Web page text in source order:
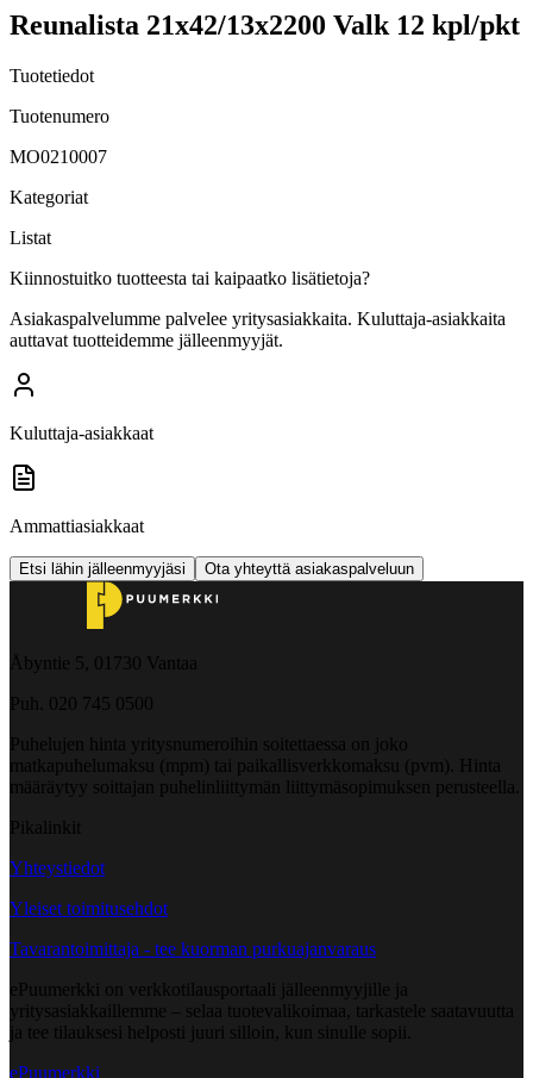
Reunalista 21x42/13x2200 Valk 12 kpl/pkt
Tuotetiedot
Tuotenumero
MO0210007
Kategoriat
Listat
Kiinnostuitko tuotteesta tai kaipaatko lisätietoja?
Asiakaspalvelumme palvelee yritysasiakkaita. Kuluttaja-asiakkaita
auttavat tuotteidemme jälleenmyyjät.
Kuluttaja-asiakkaat
Ammattiasiakkaat
Etsi lähin jälleenmyyjäsi Ota yhteyttä asiakaspalveluun
Åbyntie 5, 01730 Vantaa
Puh. 020 745 0500
Puhelujen hinta yritysnumeroihin soitettaessa on joko
matkapuhelumaksu (mpm) tai paikallisverkkomaksu (pvm). Hinta
määräytyy soittajan puhelinliittymän liittymäsopimuksen perusteella.
Pikalinkit
Yhteystiedot
Yleiset toimitusehdot
Tavarantoimittaja - tee kuorman purkuajanvaraus
ePuumerkki on verkkotilausportaali jälleenmyyjille ja
yritysasiakkaillemme – selaa tuotevalikoimaa, tarkastele saatavuutta
ja tee tilauksesi helposti juuri silloin, kun sinulle sopii.
ePuumerkki